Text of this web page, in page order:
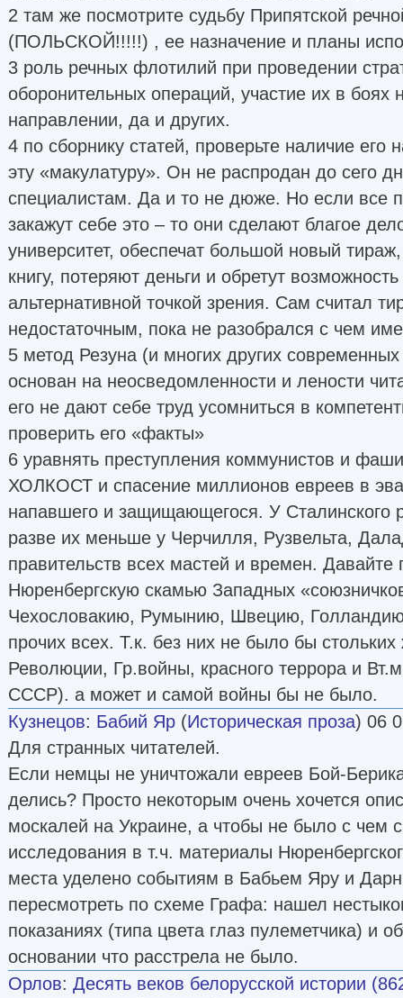
2 там же посмотрите судьбу Припятской
(ПОЛЬСКОЙ!!!!!) , ее назначение и планы
3 роль речных флотилий при проведении
оборонительных операций, участие их в боях
направлении, да и других.
4 по сборнику статей, проверьте наличие его
эту «макулатуру». Он не распродан до сего
специалистам. Да и то не дюже. Но если все
закажут себе это – то они сделают благое
университет, обеспечат большой новый
книгу, потеряют деньги и обретут
альтернативной точкой зрения. Сам считал
недостаточным, пока не разобрался с чем
5 метод Резуна (и многих других
основан на неосведомленности и лености
его не дают себе труд усомниться в
проверить его «факты»
6 уравнять преступления коммунистов и
ХОЛКОСТ и спасение миллионов евреев в
напавшего и защищающегося. У Сталинского
разве их меньше у Черчилля, Рузвельта,
правительств всех мастей и времен. Давайте
Нюренбергскую скамью Западных
Чехословакию, Румынию, Швецию,
прочих всех. Т.к. без них не было бы стольких
Революции, Гр.войны, красного террора и
СССР). а может и самой войны бы не было.
Кузнецов: Бабий Яр (Историческая проза) 06
Для странных читателей.
Если немцы не уничтожали евреев Бой-
делись? Просто некоторым очень хочется
москалей на Украине, а чтобы не было с чем
исследования в т.ч. материалы
места уделено событиям в Бабьем Яру и
пересмотреть по схеме Графа: нашел
показаниях (типа цвета глаз пулеметчика) и
основании что расстрела не было.
Орлов: Десять веков белорусской истории